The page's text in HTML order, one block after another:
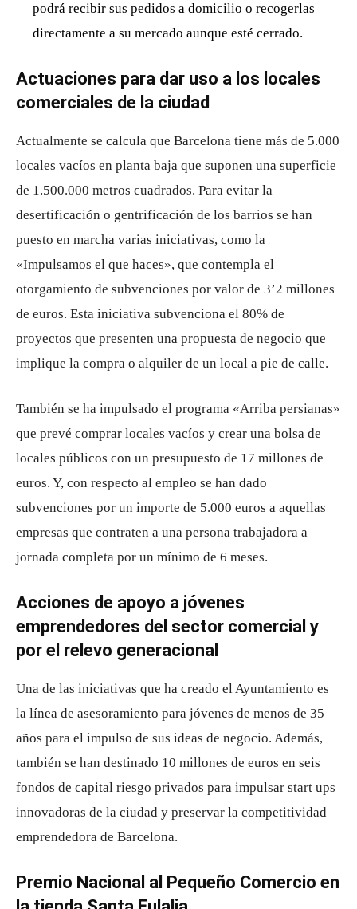
podrá recibir sus pedidos a domicilio o recogerlas
directamente a su mercado aunque esté cerrado.
Actuaciones para dar uso a los locales
comerciales de la ciudad
Actualmente se calcula que Barcelona tiene más de 5.000
locales vacíos en planta baja que suponen una superficie
de 1.500.000 metros cuadrados. Para evitar la
desertificación o gentrificación de los barrios se han
puesto en marcha varias iniciativas, como la
«Impulsamos el que haces», que contempla el
otorgamiento de subvenciones por valor de 3’2 millones
de euros. Esta iniciativa subvenciona el 80% de
proyectos que presenten una propuesta de negocio que
implique la compra o alquiler de un local a pie de calle.
También se ha impulsado el programa «Arriba persianas»
que prevé comprar locales vacíos y crear una bolsa de
locales públicos con un presupuesto de 17 millones de
euros. Y, con respecto al empleo se han dado
subvenciones por un importe de 5.000 euros a aquellas
empresas que contraten a una persona trabajadora a
jornada completa por un mínimo de 6 meses.
Acciones de apoyo a jóvenes
emprendedores del sector comercial y
por el relevo generacional
Una de las iniciativas que ha creado el Ayuntamiento es
la línea de asesoramiento para jóvenes de menos de 35
años para el impulso de sus ideas de negocio. Además,
también se han destinado 10 millones de euros en seis
fondos de capital riesgo privados para impulsar start ups
innovadoras de la ciudad y preservar la competitividad
emprendedora de Barcelona.
Premio Nacional al Pequeño Comercio en